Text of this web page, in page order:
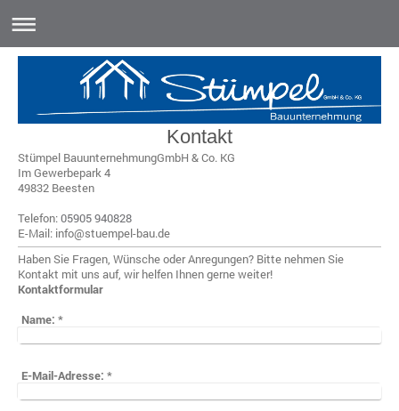
Kontakt
Stümpel BauunternehmungGmbH & Co. KG
Im Gewerbepark 4
49832 Beesten
Telefon:05905 940828
E-Mail: info@stuempel-bau.de
Haben Sie Fragen, Wünsche oder Anregungen? Bitte nehmen Sie
Kontakt mit uns auf, wir helfen Ihnen gerne weiter!
Kontaktformular
Name: *
E-Mail-Adresse: *